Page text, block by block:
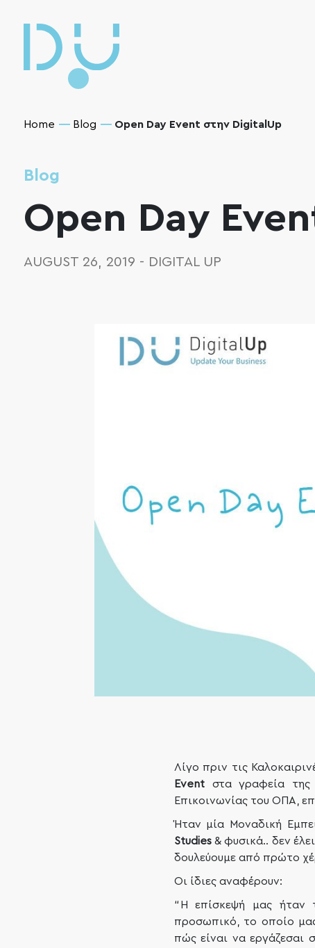
Home Blog Open Day Event στην DigitalUp
Blog
Open Day
AUGUST 26, 2019 - DIGITAL UP
Λίγο πριν τις
Eventστα γραφεία της
Επικοινωνίας του ΟΠΑ,
Ήταν μία Μοναδική
Studies& φυσικά.. δεν
δουλεύουμε από πρώτο
Οι ίδιες αναφέρουν:
“Η επίσκεψή μας ήταν
προσωπικό, το οποίο
πώς είναι να εργάζεσαι